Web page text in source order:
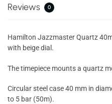
Reviews 0
Hamilton Jazzmaster Quartz
with beige dial.
The timepiece mounts a quartz
Circular steel case 40 mm in
to 5 bar (50m).